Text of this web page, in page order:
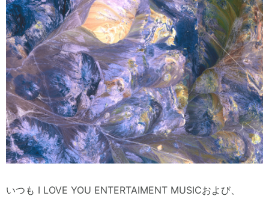
いつも I LOVE YOU ENTERTAIMENT MUSICおよび、